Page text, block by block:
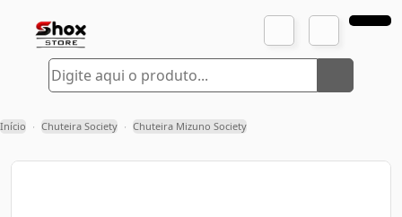
Início › Chuteira Society › Chuteira Mizuno Society